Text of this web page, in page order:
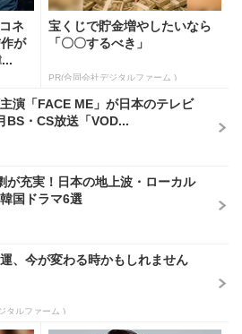
ネ
が
宝くじで貯金増やしたいなら
「〇〇するべき」
PR(合同会社デジタルファーム )
演「FACE ME」が日本のテレビ
BS・CS放送「VOD...
が充実！日本の地上波・ローカル
国ドラマ6選
、今が変わる時かもしれません
タルファーム )